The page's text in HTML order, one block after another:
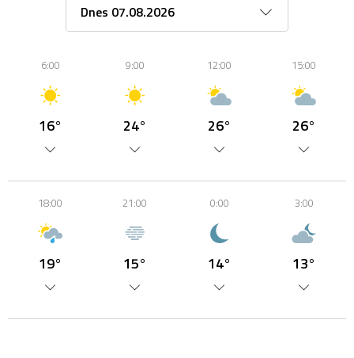
6:00
16°
9:00
24°
12:00
26°
15:00
26°
18:00
19°
21:00
15°
0:00
14°
3:00
13°